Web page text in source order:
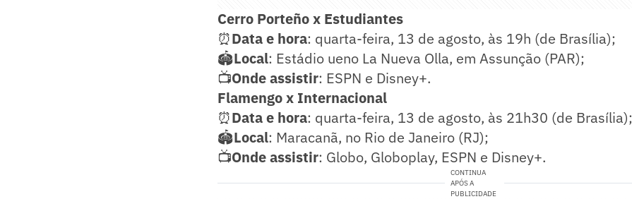
Cerro Porteño x Estudiantes
⏰Data e hora: quarta-feira, 13 de agosto, às 19h (de Brasília);
🏟️Local: Estádio ueno La Nueva Olla, em Assunção (PAR);
📺Ondeassistir: ESPN e Disney+.
Flamengo x Internacional
⏰Data e hora: quarta-feira, 13 de agosto, às 21h30 (de Brasília);
🏟️Local: Maracanã, no Rio de Janeiro (RJ);
📺Ondeassistir: Globo, Globoplay, ESPN e Disney+.
CONTINUA
APÓS A
PUBLICIDADE